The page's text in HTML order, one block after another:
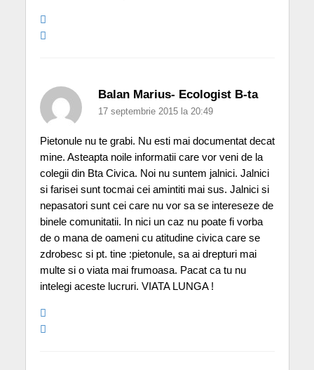
Balan Marius- Ecologist B-ta
17 septembrie 2015 la 20:49
Pietonule nu te grabi. Nu esti mai documentat decat
mine. Asteapta noile informatii care vor veni de la
colegii din Bta Civica. Noi nu suntem jalnici. Jalnici
si farisei sunt tocmai cei amintiti mai sus. Jalnici si
nepasatori sunt cei care nu vor sa se intereseze de
binele comunitatii. In nici un caz nu poate fi vorba
de o mana de oameni cu atitudine civica care se
zdrobesc si pt. tine :pietonule, sa ai drepturi mai
multe si o viata mai frumoasa. Pacat ca tu nu
intelegi aceste lucruri. VIATA LUNGA !